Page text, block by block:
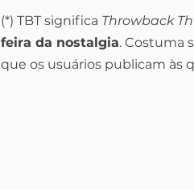
(*) TBT significa Throwback
feira da nostalgia. Costuma
que os usuários publicam às